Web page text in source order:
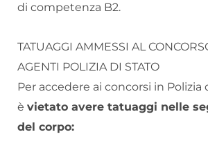
di competenza B2.
TATUAGGI AMMESSI AL
AGENTI POLIZIA DI STATO
Per accedere ai concorsi in Polizia
è vietato avere tatuaggi nelle
del corpo: